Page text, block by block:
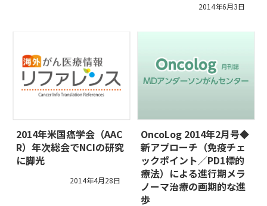
2014年6月3日
2014年米国癌学会（AAC
R）年次総会でNCIの研究
に脚光
2014年4月28日
OncoLog 2014年2月号◆
新アプローチ（免疫チェ
ックポイント／PD1標的
療法）による進行期メラ
ノーマ治療の画期的な進
歩